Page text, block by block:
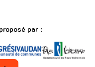
par :